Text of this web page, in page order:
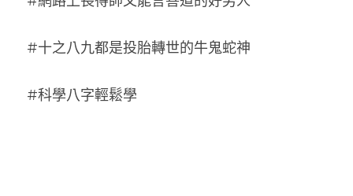
#十之八九都是投胎轉世的牛鬼蛇神
#科學八字輕鬆學